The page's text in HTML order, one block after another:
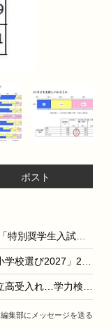
ポスト
【大学受験2027】名古屋商科大「特別奨学生入試」最大360万円給付
朝日新聞出版「英語に強くなる小学校選び2027」209校収録
東京都、熊本地震被災生徒の都立高受入れ…学力検査なし・授業料免除
編集部にメッセージを送る